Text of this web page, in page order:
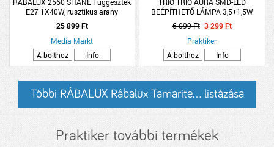
E27 1X40W, rusztikus arany
25 899 Ft
Media Markt
A bolthoz
Info
BEÉPÍTHETŐ LÁMPA 3,5+1,5W
340+110LM 3000K IP20 4X8,2CM
MATT FEHÉR
6 099 Ft 3 299 Ft
Praktiker
A bolthoz
Info
Többi RÁBALUX Rábalux Tamarite... listázása
Praktiker további termékek